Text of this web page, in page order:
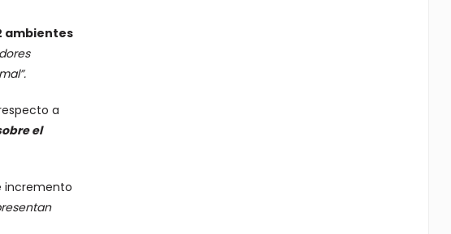
ambientes
a
el
incremento